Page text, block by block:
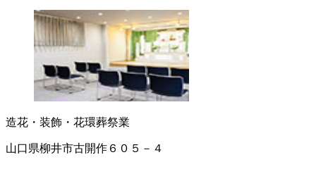
造花・装飾・花環葬祭業
山口県柳井市古開作６０５－４